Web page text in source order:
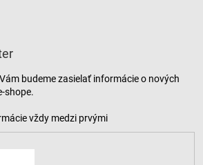
budeme zasielať informácie o nových
shope.